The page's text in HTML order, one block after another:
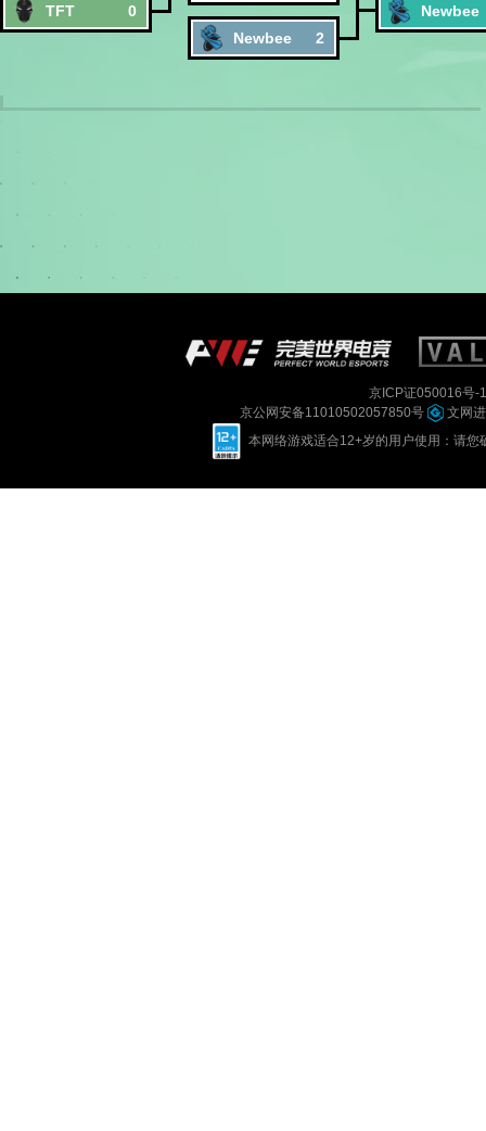
TFT
0
Newbee
2
Newbee
京ICP证050016号-
京公网安备11010502057850号
文网
本网络游戏适合12+岁的用户使用：请